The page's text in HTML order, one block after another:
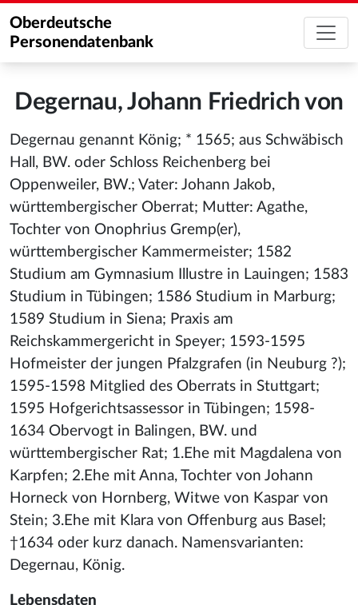
Oberdeutsche
Personendatenbank
Degernau, Johann Friedrich von
Degernau genannt König; * 1565; aus Schwäbisch
Hall, BW. oder Schloss Reichenberg bei
Oppenweiler, BW.; Vater: Johann Jakob,
württembergischer Oberrat; Mutter: Agathe,
Tochter von Onophrius Gremp(er),
württembergischer Kammermeister; 1582
Studium am Gymnasium Illustre in Lauingen; 1583
Studium in Tübingen; 1586 Studium in Marburg;
1589 Studium in Siena; Praxis am
Reichskammergericht in Speyer; 1593-1595
Hofmeister der jungen Pfalzgrafen (in Neuburg ?);
1595-1598 Mitglied des Oberrats in Stuttgart;
1595 Hofgerichtsassessor in Tübingen; 1598-
1634 Obervogt in Balingen, BW. und
württembergischer Rat; 1.Ehe mit Magdalena von
Karpfen; 2.Ehe mit Anna, Tochter von Johann
Horneck von Hornberg, Witwe von Kaspar von
Stein; 3.Ehe mit Klara von Offenburg aus Basel;
†1634 oder kurz danach. Namensvarianten:
Degernau, König.
Lebensdaten